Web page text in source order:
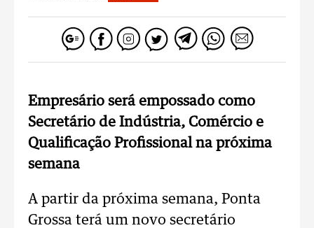
Empresário será empossado como
Secretário de Indústria, Comércio e
Qualificação Profissional na próxima
semana
A partir da próxima semana, Ponta
Grossa terá um novo secretário